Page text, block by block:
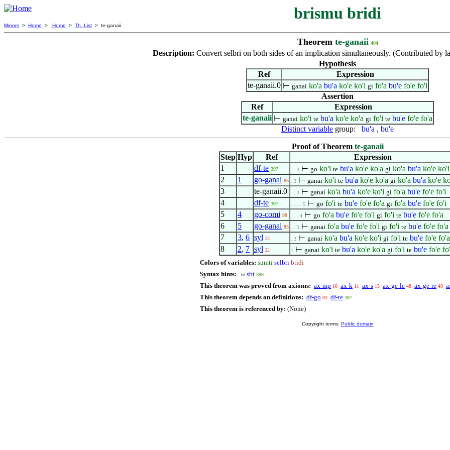
brismu bridi
Mirrors > Home > Home > Th. List > te-ganaii
Theorem te-ganaii 404
Description: Convert selbri on both sides of an implication simultaneously. (Contributed by
Hypothesis
Ref
Expression
te-ganaii.0 ⊢ ganai ko'a bu'a ko'e ko'i gi fo'a bu'e fo'e fo'i
Assertion
Ref
Expression
te-ganaii ⊢ ganai ko'i te bu'a ko'e ko'a gi fo'i te bu'e fo'e fo'a
Distinct variable group: bu'a , bu'e
Proof of Theorem te-ganaii
Step Hyp Ref
Expression
1
df-te 397 . . 3 ⊢ go ko'i te bu'a ko'e ko'a gi ko'a bu'a ko'e ko'i
2
1 go-ganai 85 . 2 ⊢ ganai ko'i te bu'a ko'e ko'a gi ko'a bu'a ko'e
3
te-ganaii.0 . . 3 ⊢ ganai ko'a bu'a ko'e ko'i gi fo'a bu'e fo'e fo'i
4
df-te 397 . . . . 5 ⊢ go fo'i te bu'e fo'e fo'a gi fo'a bu'e fo'e fo'i
5
4 go-comi 98 . . . 4 ⊢ go fo'a bu'e fo'e fo'i gi fo'i te bu'e fo'e fo'a
6
5 go-ganai 85 . . 3 ⊢ ganai fo'a bu'e fo'e fo'i gi fo'i te bu'e fo'e fo'a
7
3, 6 syl 21 . 2 ⊢ ganai ko'a bu'a ko'e ko'i gi fo'i te bu'e fo'e fo'a
8
2, 7 syl 21 1 ⊢ ganai ko'i te bu'a ko'e ko'a gi fo'i te bu'e fo'e
Colors of variables: sumti selbri bridi
Syntax hints:
te sbt 396
This theorem was proved from axioms: ax-mp 10 ax-k 11 ax-s 15 ax-ge-le 48 ax-ge-re 49
This theorem depends on definitions: df-go 83 df-te 397
This theorem is referenced by: (None)
Copyright terms: Public domain